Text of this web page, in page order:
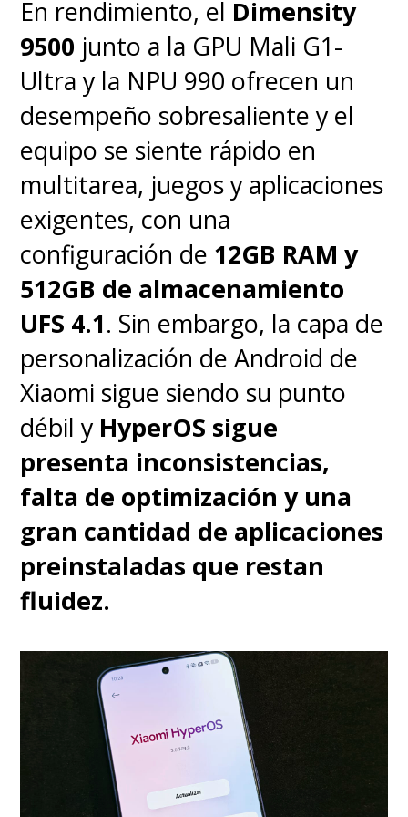
La capa Hello UI sobre Android
15mantiene la experiencia
limpia, sin bloatware y con
funciones propias como Moto
Secure, Family Space y Moto
Gametime. Además, integra
herramientas de IA comoCatch
Me Up (resumen de
notificaciones), Pay Attention
(transcripción de reuniones) y
Style Sync (fondos de pantalla
personalizados). Todo funciona
de forma fluida y sin agotar la
batería.
Sin embargo,Motorola cayó en
esto de "recomendar" ciertas
aplicaciones al iniciar el
, algo que
indudablemente le resta puntos
En rendimiento, el Dimensity
9500 junto a la GPU Mali G1-
Ultra y la NPU 990 ofrecen un
desempeño sobresaliente y el
equipo se siente rápido en
multitarea, juegos y aplicaciones
exigentes, con una
configuración de 12GB RAM y
512GB de almacenamiento
UFS 4.1. Sin embargo, la capa de
personalización de Android de
Xiaomi sigue siendo su punto
débil y HyperOS sigue
presenta inconsistencias,
falta de optimización y una
gran cantidad de aplicaciones
preinstaladas que restan
fluidez.